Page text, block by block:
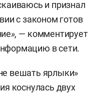
и признал
с законом готов
», — комментирует
в сети.
вешать ярлыки»
коснулась двух